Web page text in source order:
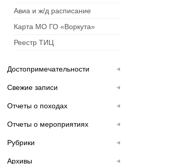
Авиа и ж/д расписание
Карта МО ГО «Воркута»
Реестр ТИЦ
Достопримечательности
Свежие записи
Отчеты о походах
Отчеты о мероприятиях
Рубрики
Архивы